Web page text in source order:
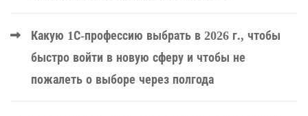
Какую 1С-профессию выбрать в 2026 г., чтобы
быстро войти в новую сферу и чтобы не
пожалеть о выборе через полгода